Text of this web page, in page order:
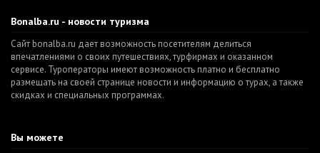
Bonalba.ru - новости туризма
Сайт bonalba.ru дает возможность посетителям делиться
впечатлениями о своих путешествиях, турфирмах и оказанном
сервисе. Туроператоры имеют возможность платно и бесплатно
размещать на своей странице новости и информацию о турах, а также
скидках и специальных программах.
Вы можете